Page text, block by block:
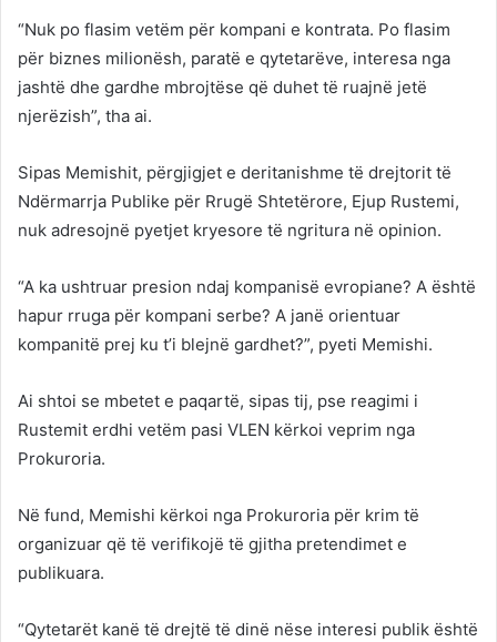
“Nuk po flasim vetëm për kompani e kontrata. Po flasim
për biznes milionësh, paratë e qytetarëve, interesa nga
jashtë dhe gardhe mbrojtëse që duhet të ruajnë jetë
njerëzish”, tha ai.
Sipas Memishit, përgjigjet e deritanishme të drejtorit të
Ndërmarrja Publike për Rrugë Shtetërore, Ejup Rustemi,
nuk adresojnë pyetjet kryesore të ngritura në opinion.
“A ka ushtruar presion ndaj kompanisë evropiane? A është
hapur rruga për kompani serbe? A janë orientuar
kompanitë prej ku t’i blejnë gardhet?”, pyeti Memishi.
Ai shtoi se mbetet e paqartë, sipas tij, pse reagimi i
Rustemit erdhi vetëm pasi VLEN kërkoi veprim nga
Prokuroria.
Në fund, Memishi kërkoi nga Prokuroria për krim të
organizuar që të verifikojë të gjitha pretendimet e
publikuara.
“Qytetarët kanë të drejtë të dinë nëse interesi publik është